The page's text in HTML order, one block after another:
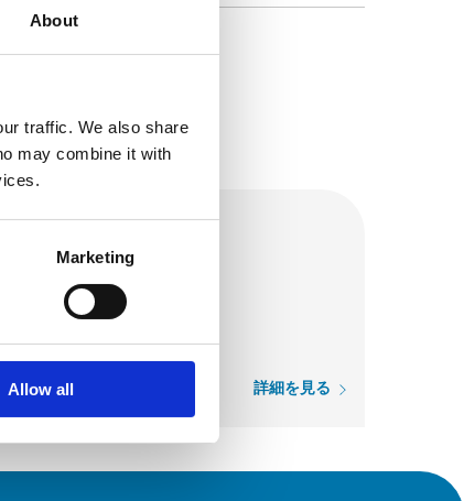
About
traffic. We also share
may combine it with
Marketing
Allow all 詳細を見る